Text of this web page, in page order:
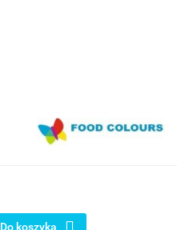
Do koszyka